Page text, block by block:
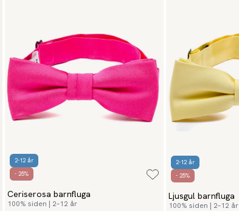
2-12 år
- 25%
Ceriserosa barnfluga
100% siden | 2–12 år
2-12 år
- 25%
Ljusgul barnfluga
100% siden | 2–12 år